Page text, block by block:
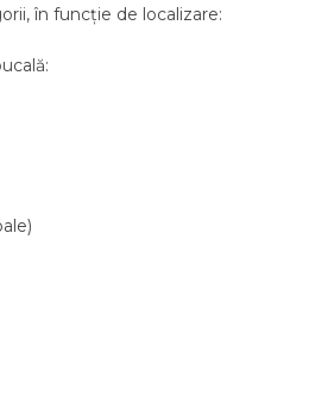
în funcție de localizare: